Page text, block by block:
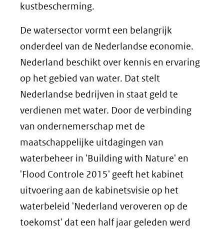
kustbescherming.
De watersector vormt een belangrijk
onderdeel van de Nederlandse economie.
Nederland beschikt over kennis en ervaring
op het gebied van water. Dat stelt
Nederlandse bedrijven in staat geld te
verdienen met water. Door de verbinding
van ondernemerschap met de
maatschappelijke uitdagingen van
waterbeheer in 'Building with Nature' en
'Flood Controle 2015' geeft het kabinet
uitvoering aan de kabinetsvisie op het
waterbeleid 'Nederland veroveren op de
toekomst' dat een half jaar geleden werd